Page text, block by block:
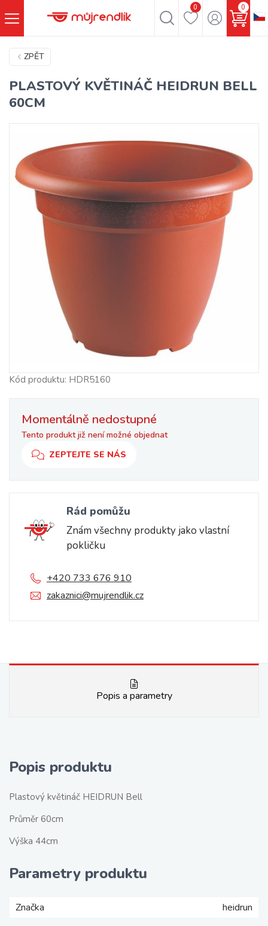
0 0
ZPĚT
PLASTOVÝ KVĚTINÁČ HEIDRUN BELL
60CM
Kód produktu: HDR5160
Momentálně nedostupné
Tento produkt již není možné objednat
ZEPTEJTE SE NÁS
Rád pomůžu
Znám všechny produkty jako vlastní
pokličku
+420 733 676 910
zakaznici@mujrendlik.cz
Popis a parametry
Popis produktu
Plastový květináč HEIDRUN Bell
Průměr 60cm
Výška 44cm
Parametry produktu
Značka heidrun